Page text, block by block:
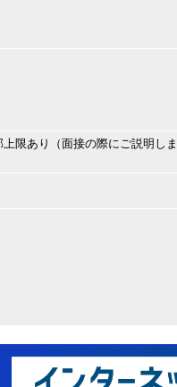
限あり（面接の際にご説明しま